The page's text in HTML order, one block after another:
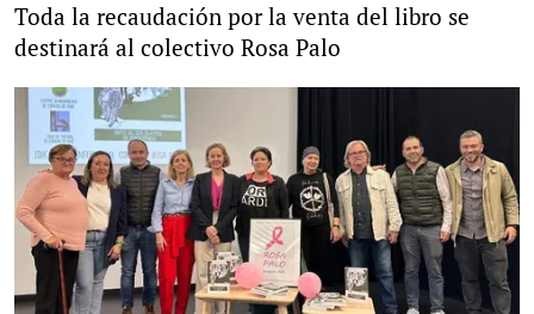
Toda la recaudación por la venta del libro se
destinará al colectivo Rosa Palo